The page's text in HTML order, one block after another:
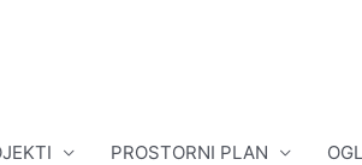
PROSTORNI PLAN